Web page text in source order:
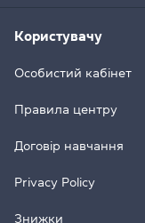
Користувачу
Особистий кабінет
Правила центру
Договір навчання
Privacy Policy
Знижки